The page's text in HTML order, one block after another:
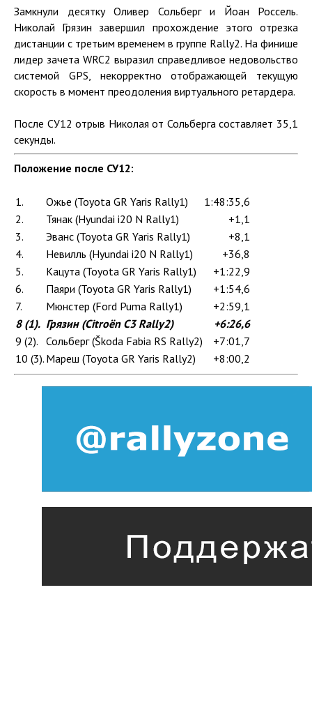
Замкнули десятку Оливер Сольберг и Йоан Россель.
Николай Грязин завершил прохождение этого отрезка
дистанции с третьим временем в группе Rally2. На финише
лидер зачета WRC2 выразил справедливое недовольство
системой GPS, некорректно отображающей текущую
скорость в момент преодоления виртуального ретардера.
После СУ12 отрыв Николая от Сольберга составляет 35,1
секунды.
Положение после СУ12:
1. Ожье (Toyota GR Yaris Rally1)
1:48:35,6
2.
Тянак (Hyundai i20 N Rally1)
+1,1
3.
Эванс (Toyota GR Yaris Rally1)
+8,1
4.
Невилль (Hyundai i20 N Rally1)
+36,8
5.
Кацута (Toyota GR Yaris Rally1)
+1:22,9
6.
Паяри (Toyota GR Yaris Rally1)
+1:54,6
7.
Мюнстер (Ford Puma Rally1)
+2:59,1
8 (1). Грязин (Citroën C3 Rally2)
+6:26,6
9 (2). Сольберг (Škoda Fabia RS Rally2)
+7:01,7
10 (3). Мареш (Toyota GR Yaris Rally2) +8:00,2